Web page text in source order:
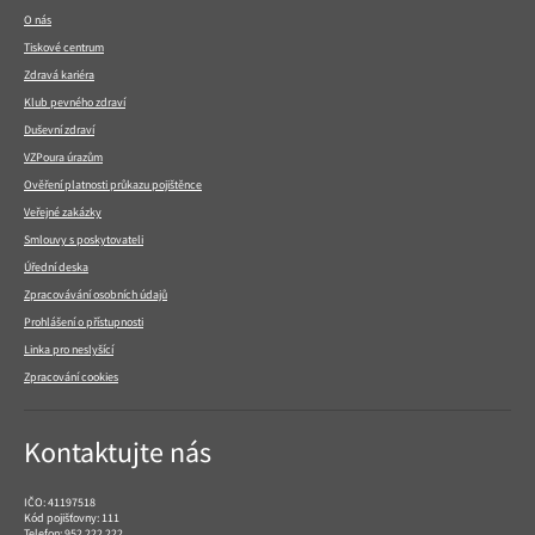
O nás
Tiskové centrum
Zdravá kariéra
Klub pevného zdraví
Duševní zdraví
VZPoura úrazům
Ověření platnosti průkazu pojištěnce
Veřejné zakázky
Smlouvy s poskytovateli
Úřední deska
Zpracovávání osobních údajů
Prohlášení o přístupnosti
Linka pro neslyšící
Zpracování cookies
Kontaktujte nás
IČO: 41197518
Kód pojišťovny: 111